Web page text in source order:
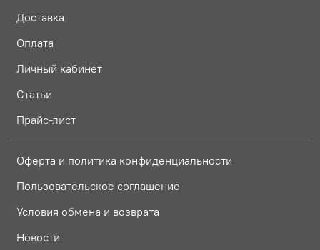
Доставка
Оплата
Личный кабинет
Статьи
Прайс-лист
Оферта и политика конфиденциальности
Пользовательское соглашение
Условия обмена и возврата
Новости